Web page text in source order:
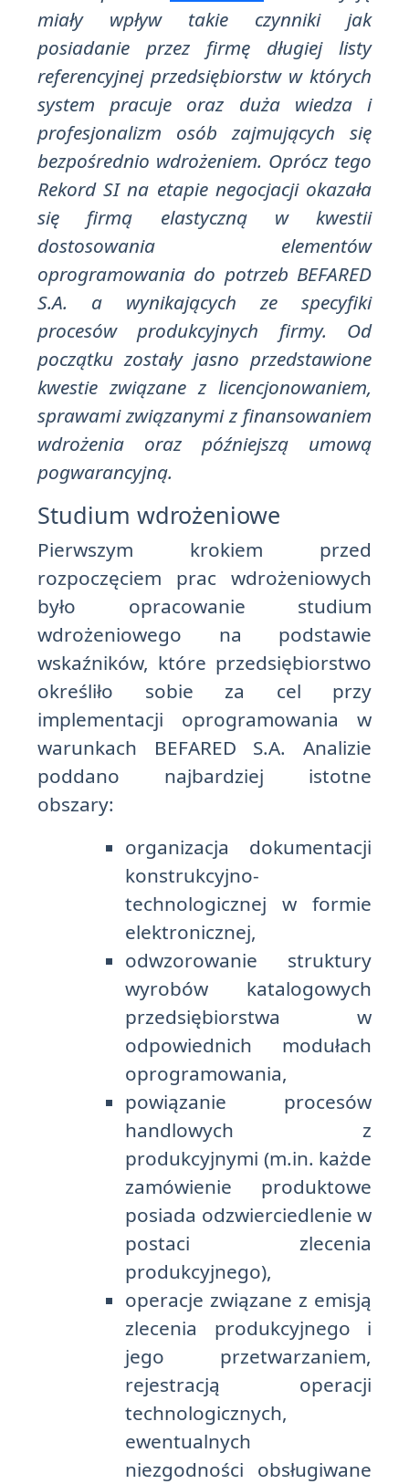
miały wpływ takie czynniki jak
posiadanie przez firmę długiej listy
referencyjnej przedsiębiorstw w których
system pracuje oraz duża wiedza i
profesjonalizm osób zajmujących się
bezpośrednio wdrożeniem. Oprócz tego
Rekord SI na etapie negocjacji okazała
się firmą elastyczną w kwestii
dostosowania elementów
oprogramowania do potrzeb BEFARED
S.A. a wynikających ze specyfiki
procesów produkcyjnych firmy. Od
początku zostały jasno przedstawione
kwestie związane z licencjonowaniem,
sprawami związanymi z finansowaniem
wdrożenia oraz późniejszą umową
pogwarancyjną.
Studium wdrożeniowe
Pierwszym krokiem przed
rozpoczęciem prac wdrożeniowych
było opracowanie studium
wdrożeniowego na podstawie
wskaźników, które przedsiębiorstwo
określiło sobie za cel przy
implementacji oprogramowania w
warunkach BEFARED S.A. Analizie
poddano najbardziej istotne
obszary:
organizacja dokumentacji
konstrukcyjno-
technologicznej w formie
elektronicznej,
odwzorowanie struktury
wyrobów katalogowych
przedsiębiorstwa w
odpowiednich modułach
oprogramowania,
powiązanie procesów
handlowych z
produkcyjnymi (m.in. każde
zamówienie produktowe
posiada odzwierciedlenie w
postaci zlecenia
produkcyjnego),
operacje związane z emisją
zlecenia produkcyjnego i
jego przetwarzaniem,
rejestracją operacji
technologicznych,
ewentualnych
niezgodności obsługiwane